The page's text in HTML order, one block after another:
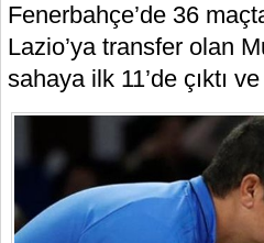
Fenerbahçe’de 36
Lazio’ya transfer olan
sahaya ilk 11’de çıktı